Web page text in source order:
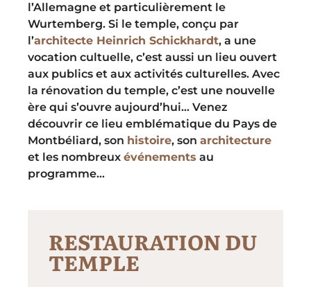
l’Allemagne et particulièrement le
Wurtemberg. Si le temple, conçu par
l’architecte Heinrich Schickhardt, a une
vocation cultuelle, c’est aussi un lieu ouvert
aux publics et aux activités culturelles. Avec
la rénovation du temple, c’est une nouvelle
ère qui s’ouvre aujourd’hui… Venez
découvrir ce lieu emblématique du Pays de
Montbéliard, son histoire, son architecture
et les nombreux événements au
programme…
RESTAURATION DU
TEMPLE